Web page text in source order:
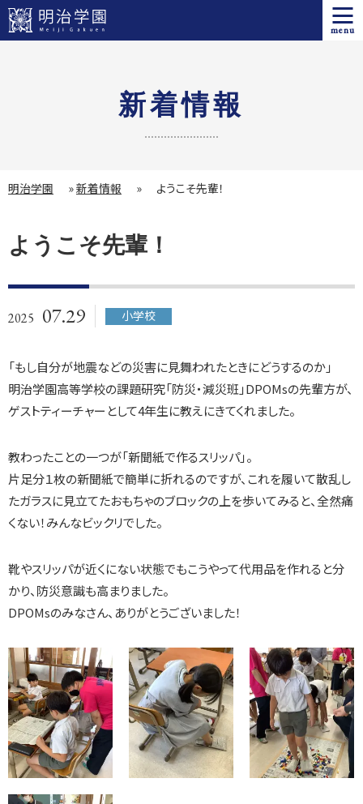
menu
新着情報
明治学園 »新着情報 » ようこそ先輩！
ようこそ先輩！
2025 07.29 小学校
「もし自分が地震などの災害に見舞われたときにどうするのか」
明治学園高等学校の課題研究「防災・減災班」DPOMsの先輩方が、
ゲストティーチャーとして4年生に教えにきてくれました。
教わったことの一つが「新聞紙で作るスリッパ」。
片足分１枚の新聞紙で簡単に折れるのですが、これを履いて散乱し
たガラスに見立てたおもちゃのブロックの上を歩いてみると、全然痛
くない！みんなビックリでした。
靴やスリッパが近くにない状態でもこうやって代用品を作れると分
かり、防災意識も高まりました。
DPOMsのみなさん、ありがとうございました！